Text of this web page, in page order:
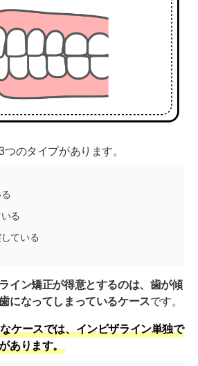
よる出っ歯治療に関するよくある
治療で逆に出っ歯になることはありま
正で対応できない出っ歯の治し方は？
矯正歯科の選び方は？
ライン治療の第一歩は無料診断か
のタイプがあります。
る
ている
イン矯正が得意とするのは、歯が傾
になってしまっているケースです。
ケースでは、インビザライン単独で
あります。